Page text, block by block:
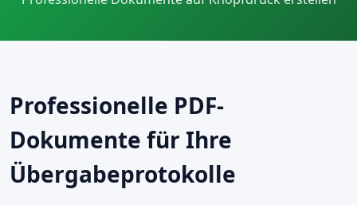
Professionelle PDF-
Dokumente für Ihre
Übergabeprotokolle